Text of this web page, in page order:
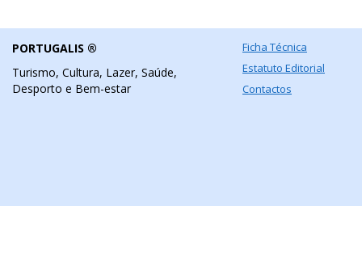
PORTUGALIS ®
Turismo, Cultura, Lazer, Saúde,
Desporto e Bem-estar
Ficha Técnica
Estatuto Editorial
Contactos